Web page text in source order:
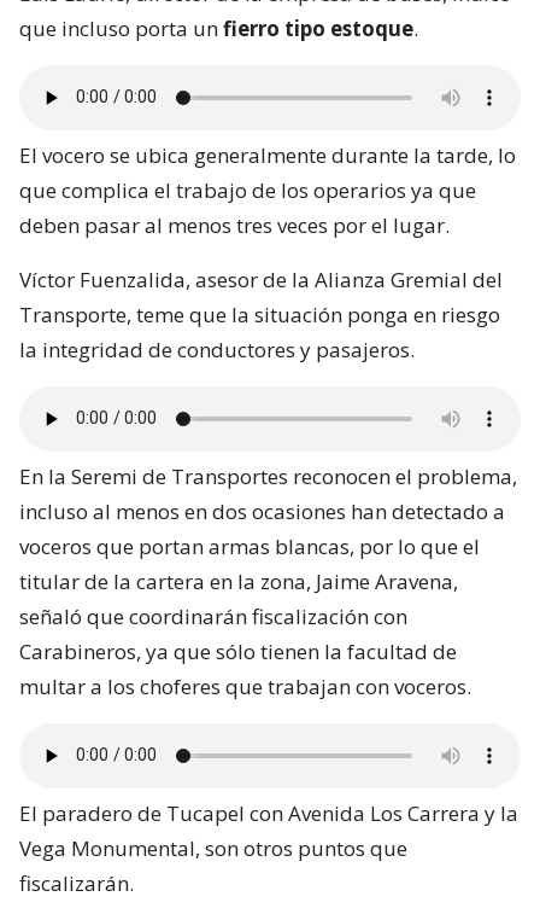
que incluso porta unfierro tipo estoque.
El vocero se ubica generalmente durante la tarde, lo
que complica el trabajo de los operarios ya que
deben pasar al menos tres veces por el lugar.
Víctor Fuenzalida, asesor de la Alianza Gremial del
Transporte, teme que la situación ponga en riesgo
la integridad de conductores y pasajeros.
En la Seremi de Transportes reconocen el problema,
incluso al menos en dos ocasiones han detectado a
voceros que portan armas blancas, por lo que el
titular de la cartera en la zona, Jaime Aravena,
señaló que coordinarán fiscalización con
Carabineros, ya que sólo tienen la facultad de
multar a los choferes que trabajan con voceros.
El paradero de Tucapel con Avenida Los Carrera y la
Vega Monumental, son otros puntos que
fiscalizarán.